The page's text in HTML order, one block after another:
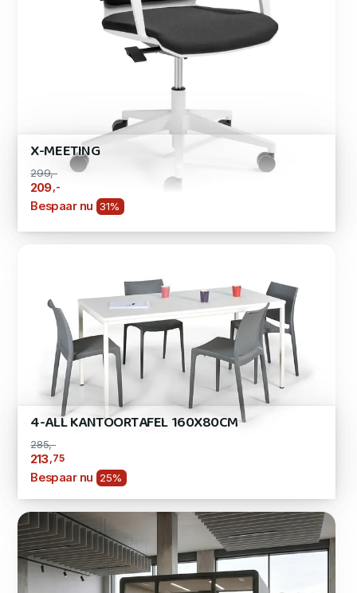
X-MEETING
299,-
209 ,-
Bespaar nu 31%
4-ALL KANTOORTAFEL 160X80CM
285,-
213 ,75
Bespaar nu 25%